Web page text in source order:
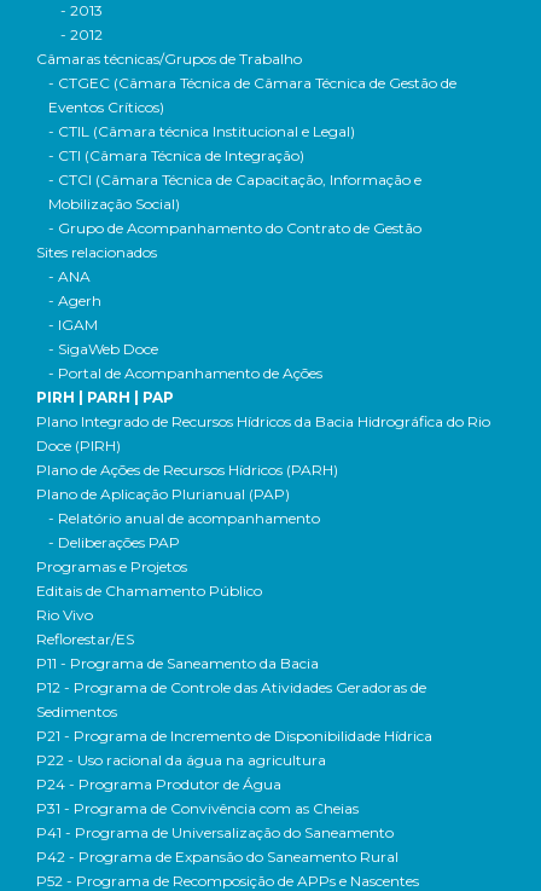
- 2013
- 2012
Câmaras técnicas/Grupos de Trabalho
- CTGEC (Câmara Técnica de Câmara Técnica de Gestão de
Eventos Críticos)
- CTIL (Câmara técnica Institucional e Legal)
- CTI (Câmara Técnica de Integração)
- CTCI (Câmara Técnica de Capacitação, Informação e
Mobilização Social)
- Grupo de Acompanhamento do Contrato de Gestão
Sites relacionados
- ANA
- Agerh
- IGAM
- SigaWeb Doce
- Portal de Acompanhamento de Ações
PIRH | PARH | PAP
Plano Integrado de Recursos Hídricos da Bacia Hidrográfica do Rio
Doce (PIRH)
Plano de Ações de Recursos Hídricos (PARH)
Plano de Aplicação Plurianual (PAP)
- Relatório anual de acompanhamento
- Deliberações PAP
Programas e Projetos
Editais de Chamamento Público
Rio Vivo
Reflorestar/ES
P11 - Programa de Saneamento da Bacia
P12 - Programa de Controle das Atividades Geradoras de
Sedimentos
P21 - Programa de Incremento de Disponibilidade Hídrica
P22 - Uso racional da água na agricultura
P24 - Programa Produtor de Água
P31 - Programa de Convivência com as Cheias
P41 - Programa de Universalização do Saneamento
P42 - Programa de Expansão do Saneamento Rural
P52 - Programa de Recomposição de APPs e Nascentes